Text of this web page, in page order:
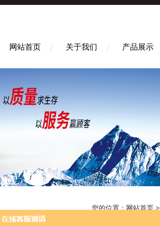
网站首页 关于我们 产品展示
您的位置： 网站首页 >